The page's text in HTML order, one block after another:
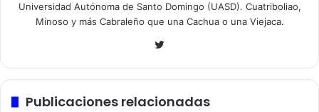
Universidad Autónoma de Santo Domingo (UASD). Cuatriboliao,
Minoso y más Cabraleño que una Cachua o una Viejaca.
Twitter
Publicaciones relacionadas